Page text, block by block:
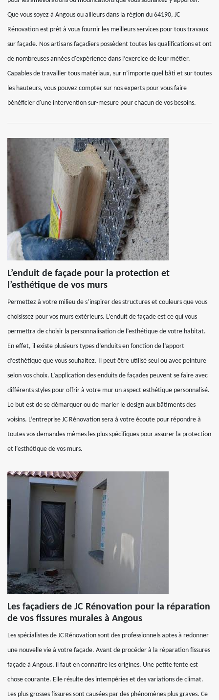
Que vous soyez à Angous ou ailleurs dans la région du 64190, JC
Rénovation est prêt à vous fournir les meilleurs services pour tous travaux
sur façade. Nos artisans façadiers possèdent toutes les qualifications et ont
de nombreuses années d'expérience dans l’exercice de leur métier.
Capables de travailler tous matériaux, sur n’importe quel bâti et sur toutes
les hauteurs, vous pouvez compter sur nos experts pour vous faire
bénéficier d'une intervention sur-mesure pour chacun de vos besoins.
L’enduit de façade pour la protection et
l’esthétique de vos murs
Permettez à votre milieu de s’inspirer des structures et couleurs que vous
choisissez pour vos murs extérieurs. L’enduit de façade est ce qui vous
permettra de choisir la personnalisation de l’esthétique de votre habitat.
En effet, il existe plusieurs types d’enduits en fonction de l’apport
d’esthétique que vous souhaitez. Il peut être utilisé seul ou avec peinture
selon vos choix. L’application des enduits de façades peuvent se faire avec
différents styles pour offrir à votre mur un aspect esthétique personnalisé.
Le but est de se démarquer ou de marier le design aux bâtiments des
voisins. L’entreprise JC Rénovation sera à votre écoute pour répondre à
toutes vos demandes mêmes les plus spécifiques pour assurer la protection
et l’esthétique de vos murs.
Les façadiers de JC Rénovation pour la réparation
de vos fissures murales à Angous
Les spécialistes de JC Rénovation sont des professionnels aptes à redonner
une nouvelle vie à votre façade. Avant de procéder à la réparation fissures
façade à Angous, il faut en connaître les origines. Une petite fente est
chose courante. Elle résulte des intempéries et des variations de climat.
Les plus grosses fissures sont causées par des phénomènes plus graves. Ce